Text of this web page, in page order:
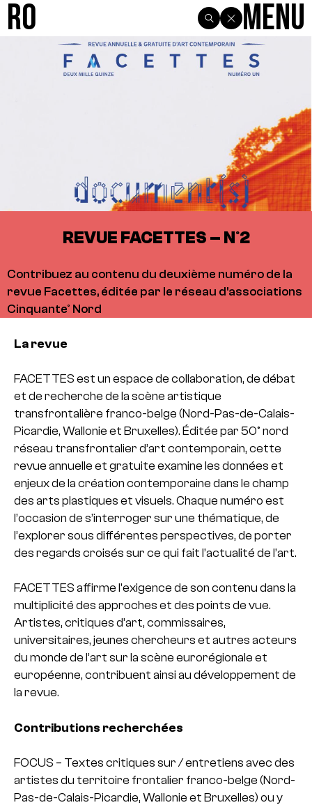
R0 Menu
REVUE FACETTES – N°2
Contribuez au contenu du deuxième numéro de la
revue Facettes, éditée par le réseau d'associations
Cinquante° Nord
La revue
FACETTES est un espace de collaboration, de débat
et de recherche de la scène artistique
transfrontalière franco-belge (Nord-Pas-de-Calais-
Picardie, Wallonie et Bruxelles). Éditée par 50° nord
réseau transfrontalier d’art contemporain, cette
revue annuelle et gratuite examine les données et
enjeux de la création contemporaine dans le champ
des arts plastiques et visuels. Chaque numéro est
l’occasion de s’interroger sur une thématique, de
l’explorer sous différentes perspectives, de porter
des regards croisés sur ce qui fait l’actualité de l’art.
FACETTES affirme l’exigence de son contenu dans la
multiplicité des approches et des points de vue.
Artistes, critiques d’art, commissaires,
universitaires, jeunes chercheurs et autres acteurs
du monde de l’art sur la scène eurorégionale et
européenne, contribuent ainsi au développement de
la revue.
Contributions recherchées
FOCUS – Textes critiques sur / entretiens avec des
artistes du territoire frontalier franco-belge (Nord-
Pas-de-Calais-Picardie, Wallonie et Bruxelles) ou y